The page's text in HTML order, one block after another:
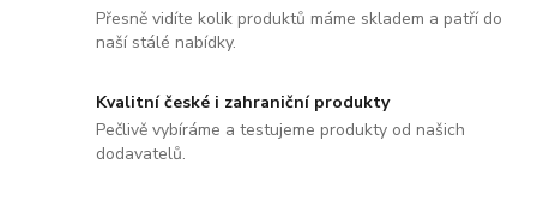
Přesně vidíte kolik produktů máme skladem a patří do
naší stálé nabídky.
Kvalitní české i zahraniční produkty
Pečlivě vybíráme a testujeme produkty od našich
dodavatelů.